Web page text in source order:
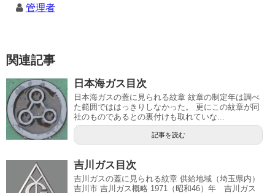
管理者
関連記事
日本海ガス目次
日本海ガスの蓋に見られる紋章 紋章の制定年は調べ
た範囲でははっきりしなかった。 更にこの紋章が同
社のものであるとの裏付けも取れていな...
記事を読む
吉川ガス目次
吉川ガスの蓋に見られる紋章 供給地域（埼玉県内）
吉川市 吉川ガス概略 1971（昭和46）年 吉川ガス